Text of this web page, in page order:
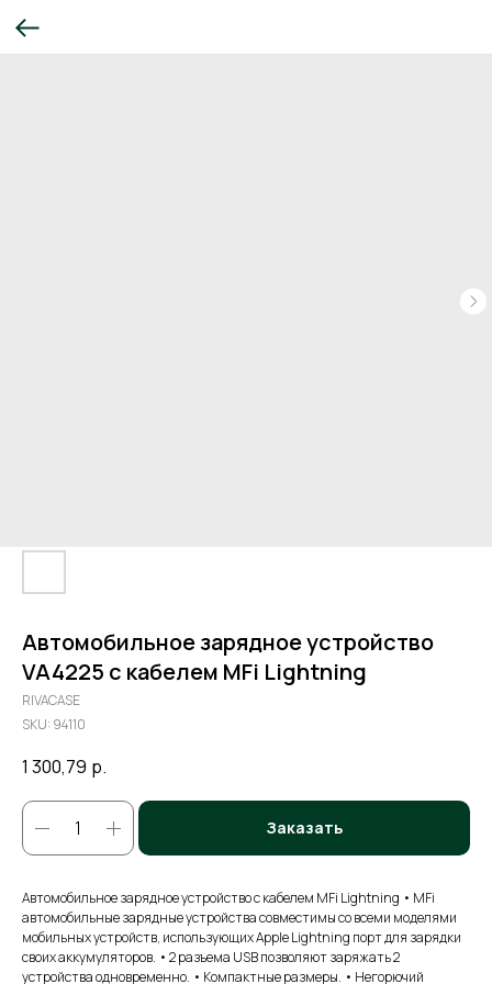
Автомобильное зарядное устройство
VA4225 с кабелем MFi Lightning
RIVACASE
SKU: 94110
1 300,79 р.
Заказать
Автомобильное зарядное устройство с кабелем MFi Lightning • MFi
автомобильные зарядные устройства совместимы со всеми моделями
мобильных устройств, использующих Apple Lightning порт для зарядки
своих аккумуляторов. • 2 разъема USB позволяют заряжать 2
устройства одновременно. • Компактные размеры. • Негорючий